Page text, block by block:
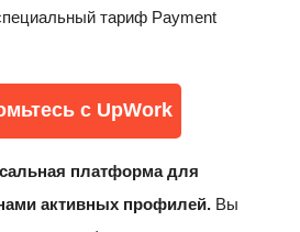
тариф Payment
с UpWork
платформа для
активных профилей. Вы